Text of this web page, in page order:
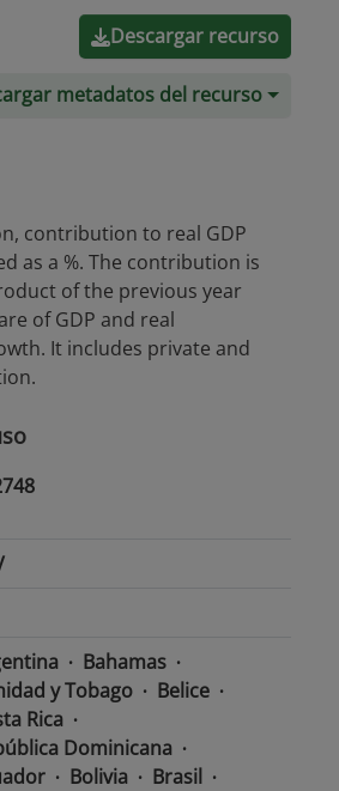
Descargar recurso
metadatos del recurso
contribution to real GDP
as a %. The contribution is
of the previous year
of GDP and real
It includes private and
Bahamas
y Tobago
Belice
Rica
Dominicana
Bolivia
Brasil